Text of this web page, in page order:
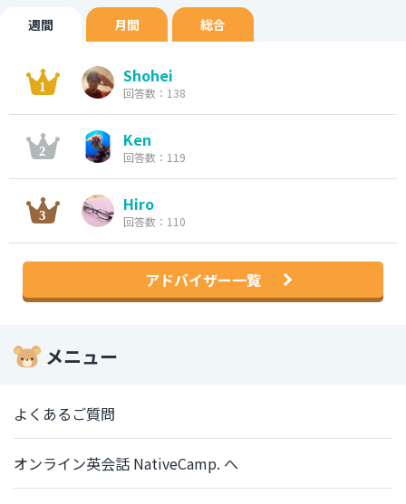
週間 月間 総合
Shohei
回答数：138
Ken
回答数：119
Hiro
回答数：110
アドバイザー一覧
メニュー
よくあるご質問
オンライン英会話 NativeCamp. へ